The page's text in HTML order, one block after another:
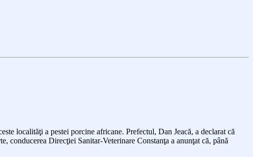
localităţi a pestei porcine africane. Prefectul, Dan Jeacă, a declarat că
conducerea Direcţiei Sanitar-Veterinare Constanţa a anunţat că, până